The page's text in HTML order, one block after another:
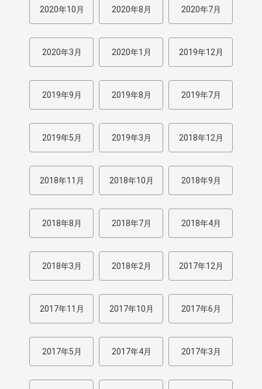
2020年10月 2020年8月 2020年7月
2020年3月 2020年1月 2019年12月
2019年9月 2019年8月 2019年7月
2019年5月 2019年3月 2018年12月
2018年11月 2018年10月 2018年9月
2018年8月 2018年7月 2018年4月
2018年3月 2018年2月 2017年12月
2017年11月 2017年10月 2017年6月
2017年5月 2017年4月 2017年3月